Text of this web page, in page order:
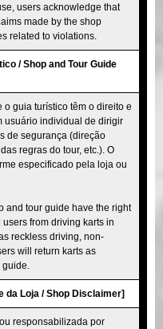
users acknowledge that
made by the shop
related to violations.
/ Shop and Tour Guide
guia turístico têm o direito e
usuário individual de dirigir
de segurança (direção
regras do tour, etc.). O
especificado pela loja ou
and tour guide have the right
from driving karts in
reckless driving, non-
will return karts as
da Loja / Shop Disclaimer]
responsabilizada por